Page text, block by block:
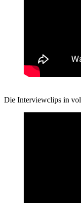
Die Interviewclips in